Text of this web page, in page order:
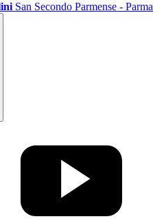
San Secondo Parmense - Parma